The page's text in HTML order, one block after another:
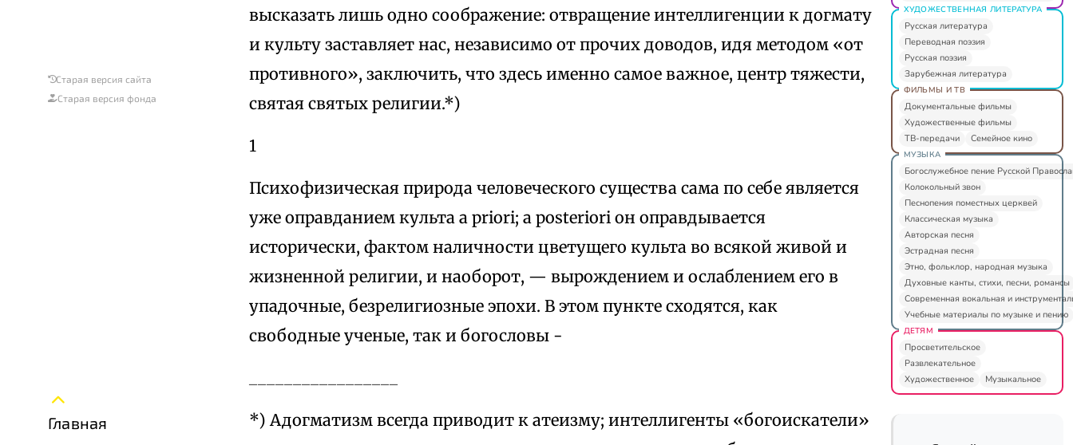
Старая версия сайта
Старая версия фонда
Главная
высказать лишь одно соображение: отвращение интеллигенции к догмату
и культу заставляет нас, независимо от прочих доводов, идя методом «от
противного», заключить, что здесь именно самое важное, центр тяжести,
святая святых религии.*)
1
Психофизическая природа человеческого существа сама по себе является
уже оправданием культа а priori; а posteriori он оправдывается
исторически, фактом наличности цветущего культа во всякой живой и
жизненной религии, и наоборот, — вырождением и ослаблением его в
упадочные, безрелигиозные эпохи. В этом пункте сходятся, как
свободные ученые, так и богословы -
*) Адогматизм всегда приводит к атеизму; интеллигенты «богоискатели»
ХУДОЖЕСТВЕННАЯ ЛИТЕРАТУРА
Русская литература
Переводная поэзия
Русская поэзия
Зарубежная литература
ФИЛЬМЫ И ТВ
Документальные фильмы
Художественные фильмы
ТВ-передачи
Семейное кино
МУЗЫКА
Богослужебное пение Русской
Колокольный звон
Песнопения поместных церквей
Классическая музыка
Авторская песня
Эстрадная песня
Этно, фольклор, народная музыка
Духовные канты, стихи, песни, романсы
Современная вокальная и
Учебные материалы по музыке и пению
ДЕТЯМ
Просветительское
Развлекательное
Художественное
Музыкальное